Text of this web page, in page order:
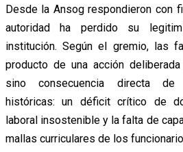
Desde la Ansog respondieron con
autoridad ha perdido su
institución. Según el gremio, las
producto de una acción
sino consecuencia directa de
históricas: un déficit crítico de
laboral insostenible y la falta de
mallas curriculares de los